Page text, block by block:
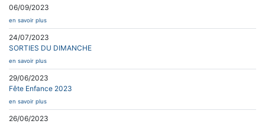
06/09/2023
en savoir plus
24/07/2023
SORTIES DU DIMANCHE
en savoir plus
29/06/2023
Fête Enfance 2023
en savoir plus
26/06/2023